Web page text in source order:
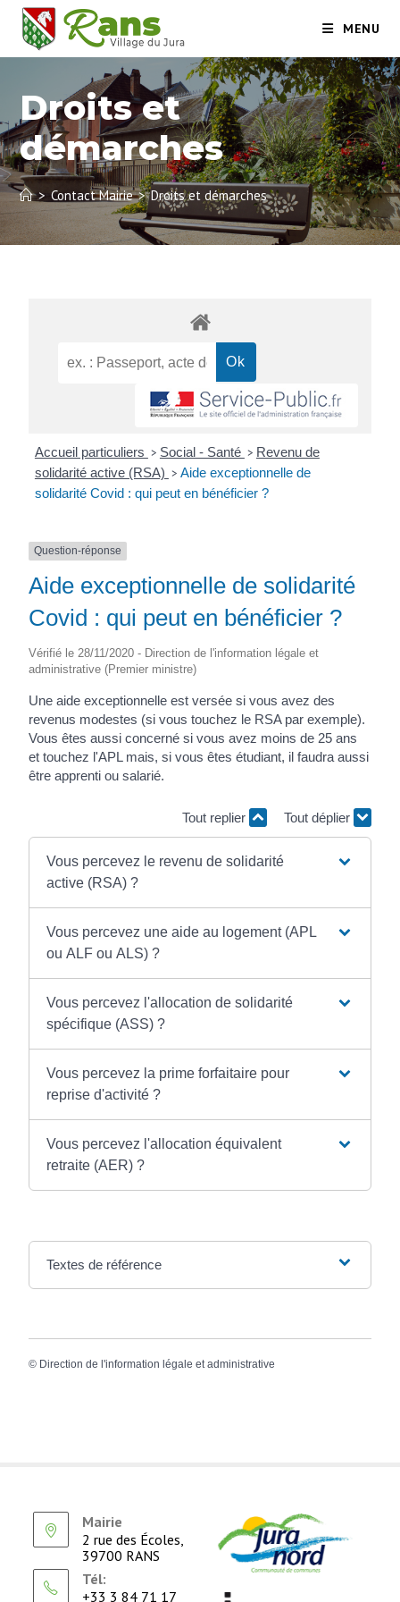
MENU
Droits et
démarches
> Contact Mairie > Droits et démarches
Accueil particuliers > Social - Santé > Revenu de
solidarité active (RSA) > Aide exceptionnelle de
solidarité Covid : qui peut en bénéficier ?
Question-réponse
Aide exceptionnelle de solidarité
Covid : qui peut en bénéficier ?
Vérifié le 28/11/2020 - Direction de l'information légale et
administrative (Premier ministre)
Une aide exceptionnelle est versée si vous avez des
revenus modestes (si vous touchez le RSA par exemple).
Vous êtes aussi concerné si vous avez moins de 25 ans
et touchez l'APL mais, si vous êtes étudiant, il faudra aussi
être apprenti ou salarié.
Tout replier Tout déplier
Vous percevez le revenu de solidarité
active (RSA) ?
Vous percevez une aide au logement (APL
ou ALF ou ALS) ?
Vous percevez l'allocation de solidarité
spécifique (ASS) ?
Vous percevez la prime forfaitaire pour
reprise d'activité ?
Vous percevez l'allocation équivalent
retraite (AER) ?
Textes de référence
© Direction de l'information légale et administrative
Mairie
2 rue des Écoles,
39700 RANS
Tél:
+33 3 84 71 17